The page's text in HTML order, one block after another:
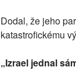
Dodal, že jeho
katastrofickému
„Izrael jednal